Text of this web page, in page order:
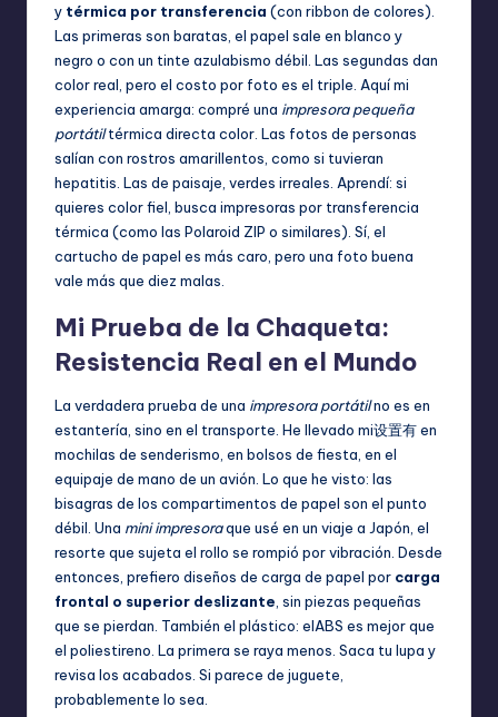
y térmica por transferencia (con ribbon de colores).
Las primeras son baratas, el papel sale en blanco y
negro o con un tinte azulabismo débil. Las segundas dan
color real, pero el costo por foto es el triple. Aquí mi
experiencia amarga: compré una impresora pequeña
portátiltérmica directa color. Las fotos de personas
salían con rostros amarillentos, como si tuvieran
hepatitis. Las de paisaje, verdes irreales. Aprendí: si
quieres color fiel, busca impresoras por transferencia
térmica (como las Polaroid ZIP o similares). Sí, el
cartucho de papel es más caro, pero una foto buena
vale más que diez malas.
Mi Prueba de la Chaqueta:
Resistencia Real en el Mundo
La verdadera prueba de una impresora portátilno es en
estantería, sino en el transporte. He llevado mi设置有 en
mochilas de senderismo, en bolsos de fiesta, en el
equipaje de mano de un avión. Lo que he visto: las
bisagras de los compartimentos de papel son el punto
débil. Una mini impresoraque usé en un viaje a Japón, el
resorte que sujeta el rollo se rompió por vibración. Desde
entonces, prefiero diseños de carga de papel por carga
frontal o superior deslizante , sin piezas pequeñas
que se pierdan. También el plástico: elABS es mejor que
el poliestireno. La primera se raya menos. Saca tu lupa y
revisa los acabados. Si parece de juguete,
probablemente lo sea.